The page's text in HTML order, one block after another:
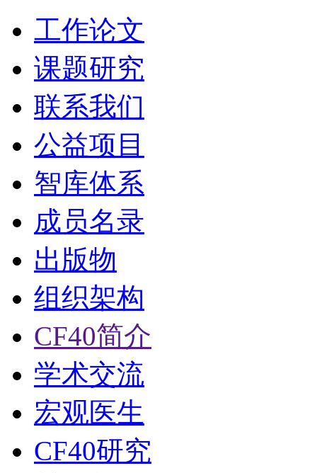
工作论文
课题研究
联系我们
公益项目
智库体系
成员名录
出版物
组织架构
CF40简介
学术交流
宏观医生
CF40研究